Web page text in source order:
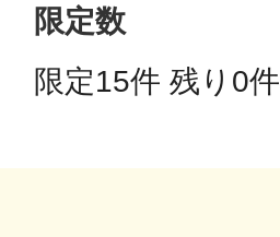
限定数
限定15件 残り0件